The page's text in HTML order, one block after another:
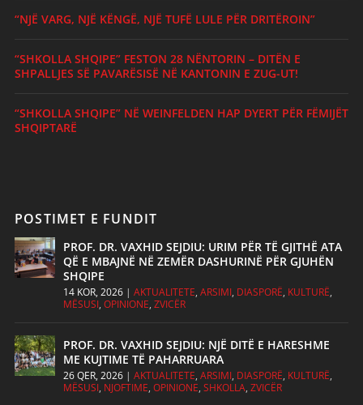
“NJË VARG, NJË KËNGË, NJË TUFË LULE PËR DRITËROIN”
“SHKOLLA SHQIPE” FESTON 28 NËNTORIN – DITËN E
SHPALLJES SË PAVARËSISË NË KANTONIN E ZUG-UT!
“SHKOLLA SHQIPE” NË WEINFELDEN HAP DYERT PËR FËMIJËT
SHQIPTARË
POSTIMET E FUNDIT
PROF. DR. VAXHID SEJDIU: URIM PËR TË GJITHË ATA
QË E MBAJNË NË ZEMËR DASHURINË PËR GJUHËN
SHQIPE
14 KOR, 2026| AKTUALITETE, ARSIMI, DIASPORË, KULTURË,
MËSUSI, OPINIONE, ZVICËR
PROF. DR. VAXHID SEJDIU: NJË DITË E HARESHME
ME KUJTIME TË PAHARRUARA
26 QER, 2026| AKTUALITETE, ARSIMI, DIASPORË, KULTURË,
MËSUSI, NJOFTIME, OPINIONE, SHKOLLA, ZVICËR